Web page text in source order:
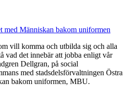
med Människan bakom uniformen
vill komma och utbilda sig och alla
vad det innebär att jobba enligt vår
Dellgran, på social
med stadsdelsförvaltningen Östra
bakom uniformen, MBU.